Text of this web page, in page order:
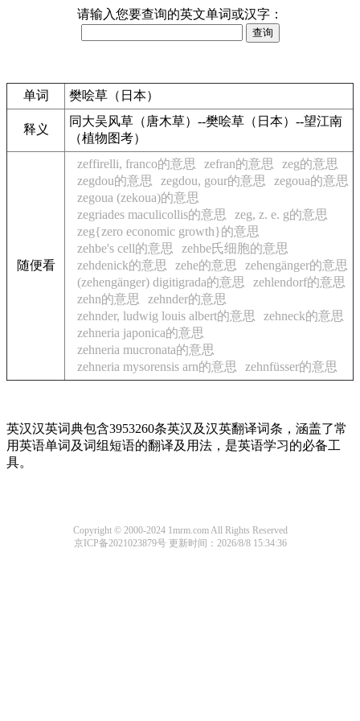
请输入您要查询的英文单词或汉字：
单词 樊哙草（日本）
释义
同大吴风草（唐木草）--樊哙草（日本）--望江南
（植物图考）
随便看
zeffirelli, franco的意思 zefran的意思
zeg的意思
zegdou的意思
zegdou, gour的意思
zegoua的意思
zegoua (zekoua)的意思
zegriades maculicollis的意思
zeg, z. e. g的意思
zeg{zero economic growth}的意思
zehbe's cell的意思
zehbe氏细胞的意思
zehdenick的意思
zehe的意思
zehengänger的意思
(zehengänger) digitigrada的意思
zehlendorf的意思
zehn的意思
zehnder的意思
zehnder, ludwig louis albert的意思
zehneck的意思
zehneria japonica的意思
zehneria mucronata的意思
zehneria mysorensis arn的意思
zehnfüsser的意思
英汉汉英词典包含3953260条英汉及汉英翻译词条，涵盖了常
用英语单词及词组短语的翻译及用法，是英语学习的必备工
具。
Copyright © 2000-2024 1mrm.com All Rights Reserved
京ICP备2021023879号 更新时间：2026/8/8 15:34:36